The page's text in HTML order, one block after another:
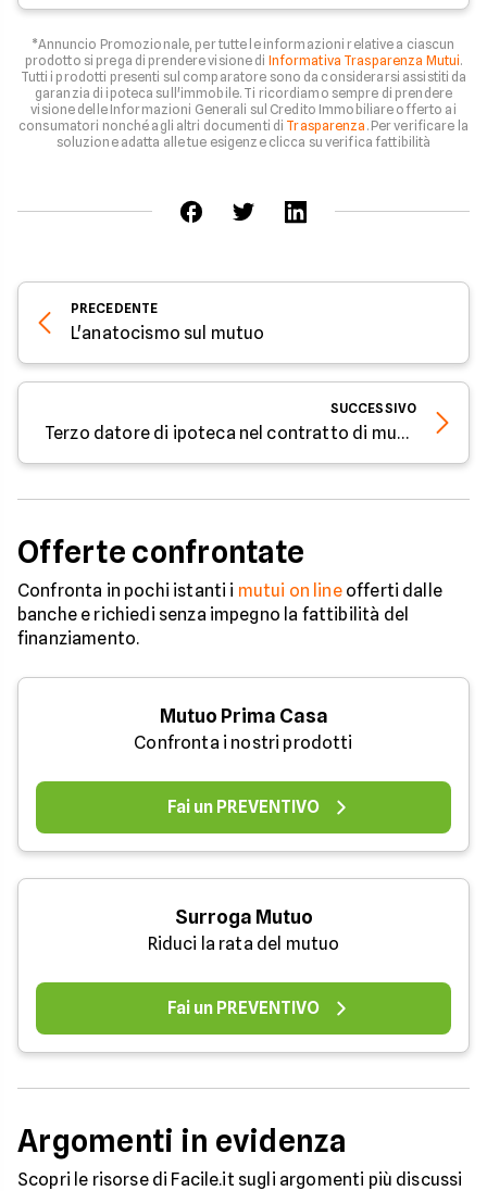
*Annuncio Promozionale, per tutte le informazioni relative a ciascun
prodotto si prega di prendere visione di Informativa Trasparenza Mutui.
Tutti i prodotti presenti sul comparatore sono da considerarsi assistiti da
garanzia di ipoteca sull'immobile. Ti ricordiamo sempre di prendere
visione delle Informazioni Generali sul Credito Immobiliare offerto ai
consumatori nonché agli altri documenti di Trasparenza . Per verificare la
soluzione adatta alle tue esigenze clicca su verifica fattibilità
PRECEDENTE
L'anatocismo sul mutuo
SUCCESSIVO
Terzo datore di ipoteca nel contratto di mutuo
Offerte confrontate
Confronta in pochi istanti i mutui on lineofferti dalle
banche e richiedi senza impegno la fattibilità del
finanziamento.
Mutuo Prima Casa
Confronta i nostri prodotti
Fai un PREVENTIVO
Surroga Mutuo
Riduci la rata del mutuo
Fai un PREVENTIVO
Argomenti in evidenza
Scopri le risorse di Facile.it sugli argomenti più discussi